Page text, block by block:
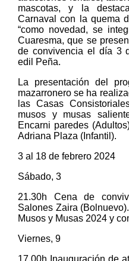
mascotas, y la
Carnaval con la quema
“como novedad, se
Cuaresma, que se
de convivencia el día 3
edil Peña.
La presentación del
mazarronero se ha
las Casas
musos y musas
Encarni paredes
Adriana Plaza (Infantil).
3 al 18 de febrero 2024
Sábado, 3
21.30h Cena de
Salones Zaira
Musos y Musas 2024 y
Viernes, 9